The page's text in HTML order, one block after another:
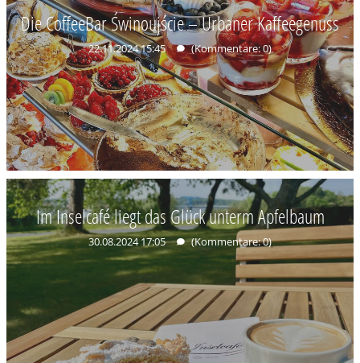
Die CoffeeBar Świnoujście – Urbaner Kaffeegenuss
22.11.2024 15:45 (Kommentare: 0)
Im Inselcafé liegt das Glück unterm Apfelbaum
30.08.2024 17:05 (Kommentare: 0)